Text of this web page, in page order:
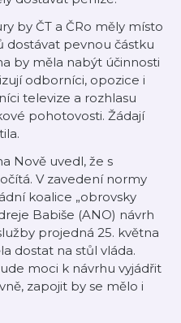
by ČT a ČRo měly místo
dostávat pevnou částku
by měla nabýt účinnosti
odborníci, opozice i
televize a rozhlasu
pohotovosti. Žádají
Nově uvedl, že s
V zavedení normy
koalice „obrovsky
Babiše (ANO) návrh
projedná 25. května
dostat na stůl vláda.
moci k návrhu vyjádřit
zapojit by se mělo i